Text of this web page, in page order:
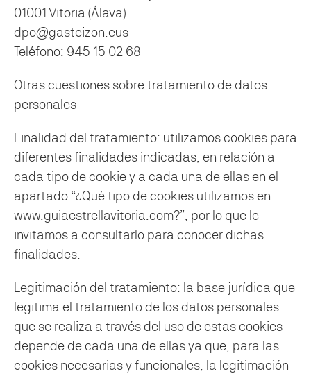
01001 Vitoria (Álava)
dpo@gasteizon.eus
Teléfono: 945 15 02 68
Otras cuestiones sobre tratamiento de datos
personales
Finalidad del tratamiento: utilizamos cookies para
diferentes finalidades indicadas, en relación a
cada tipo de cookie y a cada una de ellas en el
apartado “¿Qué tipo de cookies utilizamos en
www.guiaestrellavitoria.com?”, por lo que le
invitamos a consultarlo para conocer dichas
finalidades.
Legitimación del tratamiento: la base jurídica que
legitima el tratamiento de los datos personales
que se realiza a través del uso de estas cookies
depende de cada una de ellas ya que, para las
cookies necesarias y funcionales, la legitimación